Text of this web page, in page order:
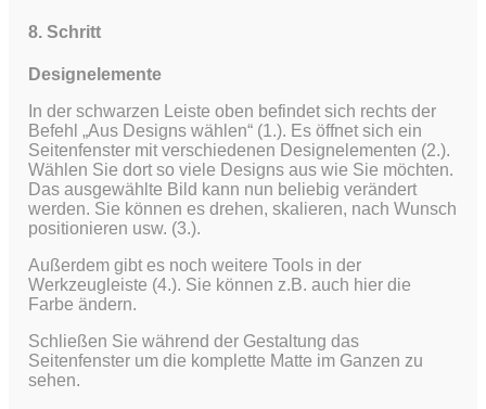
8. Schritt
Designelemente
In der schwarzen Leiste oben befindet sich rechts der
Befehl „Aus Designs wählen“ (1.). Es öffnet sich ein
Seitenfenster mit verschiedenen Designelementen (2.).
Wählen Sie dort so viele Designs aus wie Sie möchten.
Das ausgewählte Bild kann nun beliebig verändert
werden. Sie können es drehen, skalieren, nach Wunsch
positionieren usw. (3.).
Außerdem gibt es noch weitere Tools in der
Werkzeugleiste (4.). Sie können z.B. auch hier die
Farbe ändern.
Schließen Sie während der Gestaltung das
Seitenfenster um die komplette Matte im Ganzen zu
sehen.